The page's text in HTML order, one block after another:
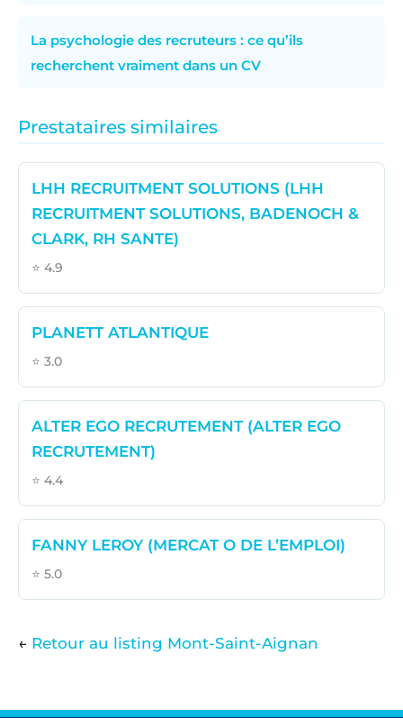
La psychologie des recruteurs : ce qu’ils
recherchent vraiment dans un CV
Prestataires similaires
LHH RECRUITMENT SOLUTIONS (LHH
RECRUITMENT SOLUTIONS, BADENOCH &
CLARK, RH SANTE)
⭐ 4.9
PLANETT ATLANTIQUE
⭐ 3.0
ALTER EGO RECRUTEMENT (ALTER EGO
RECRUTEMENT)
⭐ 4.4
FANNY LEROY (MERCAT O DE L’EMPLOI)
⭐ 5.0
← Retour au listing Mont-Saint-Aignan